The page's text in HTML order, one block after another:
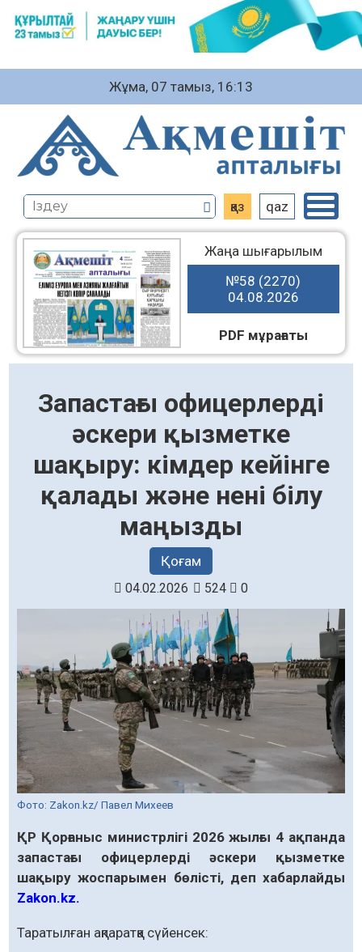
Жұма, 07 тамыз, 16:13
қаз qaz
Жаңа шығарылым
№58 (2270)
04.08.2026
PDF мұрағаты
Запастағы офицерлерді
әскери қызметке
шақыру: кімдер кейінге
қалады және нені білу
маңызды
Қоғам
04.02.2026 524 0
Фото: Zakon.kz/ Павел Михеев
ҚР Қорғаныс министрлігі 2026 жылғы 4 ақпанда
запастағы офицерлерді әскери қызметке
шақыру жоспарымен бөлісті, деп хабарлайды
Zakon.kz.
Таратылған ақпаратқа сүйенсек: